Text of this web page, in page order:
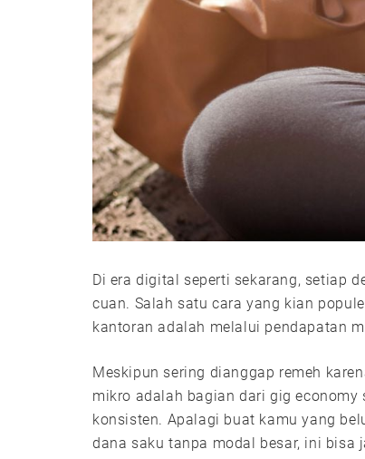
Di era digital seperti sekarang, setiap
cuan. Salah satu cara yang kian
kantoran adalah melalui pendapatan
Meskipun sering dianggap remeh
mikro adalah bagian dari gig
konsisten. Apalagi buat kamu yang
dana saku tanpa modal besar, ini bisa